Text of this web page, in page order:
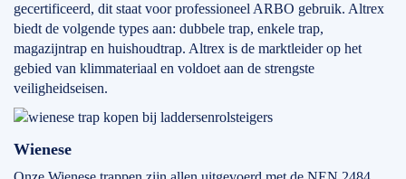
gecertificeerd, dit staat voor professioneel ARBO gebruik. Altrex
biedt de volgende types aan: dubbele trap, enkele trap,
magazijntrap en huishoudtrap. Altrex is de marktleider op het
gebied van klimmateriaal en voldoet aan de strengste
veiligheidseisen.
Wienese